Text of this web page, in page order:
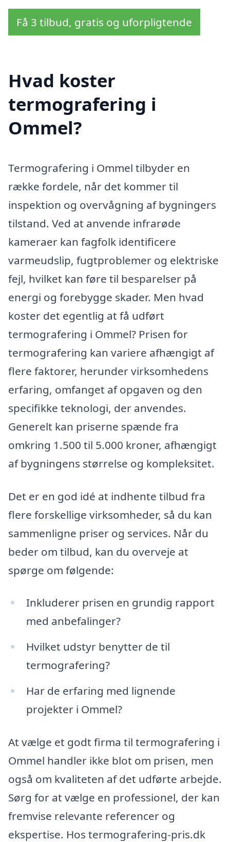
Få 3 tilbud, gratis og uforpligtende
Hvad koster
termografering i
Ommel?
Termografering i Ommel tilbyder en
række fordele, når det kommer til
inspektion og overvågning af bygningers
tilstand. Ved at anvende infrarøde
kameraer kan fagfolk identificere
varmeudslip, fugtproblemer og elektriske
fejl, hvilket kan føre til besparelser på
energi og forebygge skader. Men hvad
koster det egentlig at få udført
termografering i Ommel? Prisen for
termografering kan variere afhængigt af
flere faktorer, herunder virksomhedens
erfaring, omfanget af opgaven og den
specifikke teknologi, der anvendes.
Generelt kan priserne spænde fra
omkring 1.500 til 5.000 kroner, afhængigt
af bygningens størrelse og kompleksitet.
Det er en god idé at indhente tilbud fra
flere forskellige virksomheder, så du kan
sammenligne priser og services. Når du
beder om tilbud, kan du overveje at
spørge om følgende:
Inkluderer prisen en grundig rapport
med anbefalinger?
Hvilket udstyr benytter de til
termografering?
Har de erfaring med lignende
projekter i Ommel?
At vælge et godt firma til termografering i
Ommel handler ikke blot om prisen, men
også om kvaliteten af det udførte arbejde.
Sørg for at vælge en professionel, der kan
fremvise relevante referencer og
ekspertise. Hos termografering-pris.dk